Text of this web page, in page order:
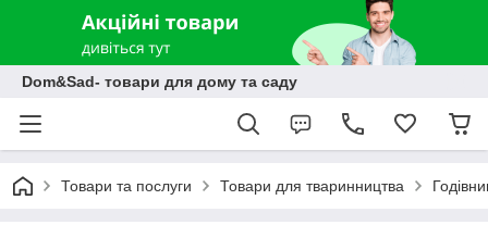
Dom&Sad- товари для дому та саду
Товари та послуги Товари для тваринництва